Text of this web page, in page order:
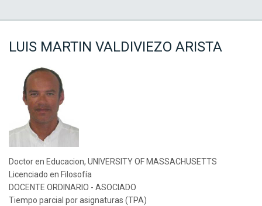
LUIS MARTIN VALDIVIEZO ARISTA
Doctor en Educacion, UNIVERSITY OF MASSACHUSETTS
Licenciado en Filosofía
DOCENTE ORDINARIO - ASOCIADO
Tiempo parcial por asignaturas (TPA)